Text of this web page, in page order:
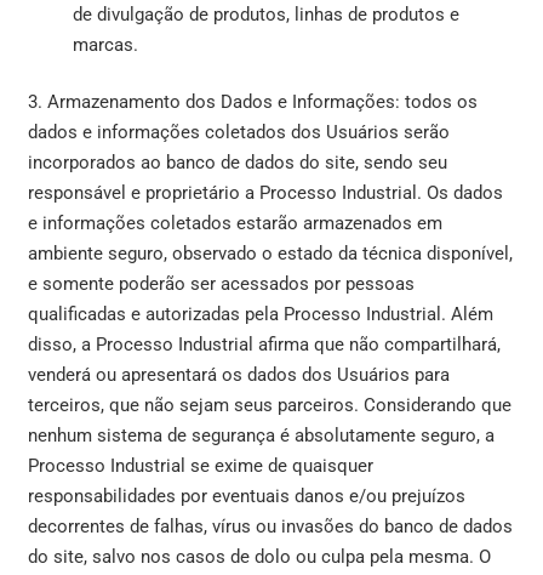
de divulgação de produtos, linhas de produtos e
marcas.
3. Armazenamento dos Dados e Informações: todos os
dados e informações coletados dos Usuários serão
incorporados ao banco de dados do site, sendo seu
responsável e proprietário a Processo Industrial. Os dados
e informações coletados estarão armazenados em
ambiente seguro, observado o estado da técnica disponível,
e somente poderão ser acessados por pessoas
qualificadas e autorizadas pela Processo Industrial. Além
disso, a Processo Industrial afirma que não compartilhará,
venderá ou apresentará os dados dos Usuários para
terceiros, que não sejam seus parceiros. Considerando que
nenhum sistema de segurança é absolutamente seguro, a
Processo Industrial se exime de quaisquer
responsabilidades por eventuais danos e/ou prejuízos
decorrentes de falhas, vírus ou invasões do banco de dados
do site, salvo nos casos de dolo ou culpa pela mesma. O